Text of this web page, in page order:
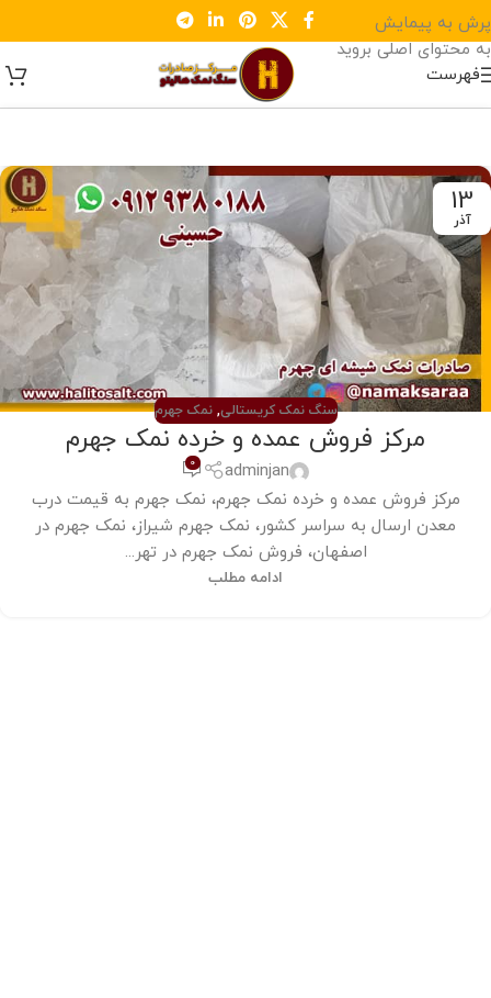
پرش به پیمایش
به محتوای اصلی بروید
فهرست
13
آذر
سنگ نمک کریستالی,نمک جهرم
مرکز فروش عمده و خرده نمک جهرم
adminjan
0
مرکز فروش عمده و خرده نمک جهرم، نمک جهرم به قیمت درب
معدن ارسال به سراسر کشور، نمک جهرم شیراز، نمک جهرم در
اصفهان، فروش نمک جهرم در تهر...
ادامه مطلب